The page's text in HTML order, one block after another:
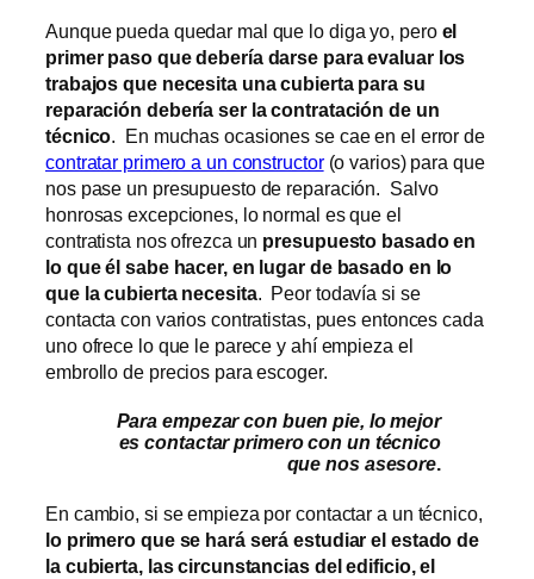
Aunque pueda quedar mal que lo diga yo, pero el
primer paso que debería darse para evaluar los
trabajos que necesita una cubierta para su
reparación debería ser la contratación de un
técnico . En muchas ocasiones se cae en el error de
contratar primero a un constructor(o varios) para que
nos pase un presupuesto de reparación. Salvo
honrosas excepciones, lo normal es que el
contratista nos ofrezca un presupuesto basado en
lo que él sabe hacer, en lugar de basado en lo
que la cubierta necesita . Peor todavía si se
contacta con varios contratistas, pues entonces cada
uno ofrece lo que le parece y ahí empieza el
embrollo de precios para escoger.
Para empezar con buen pie, lo mejor
es contactar primero con un técnico
que nos asesore.
En cambio, si se empieza por contactar a un técnico,
lo primero que se hará será estudiar el estado de
la cubierta, las circunstancias del edificio, el